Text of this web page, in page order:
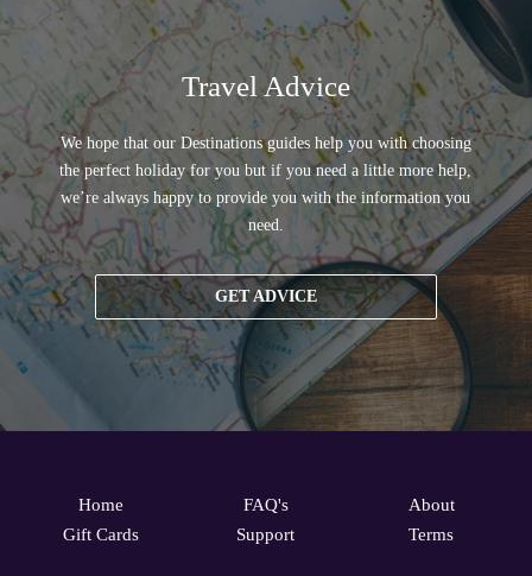
Travel Advice
We hope that our Destinations guides help you with choosing
the perfect holiday for you but if you need a little more help,
we’re always happy to provide you with the information you
need.
GET ADVICE
Home
Gift Cards
FAQ's
Support
About
Terms